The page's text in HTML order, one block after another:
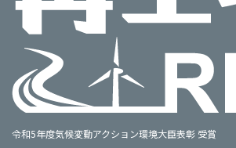
令和5年度気候変動アクション環境大臣表彰 受賞